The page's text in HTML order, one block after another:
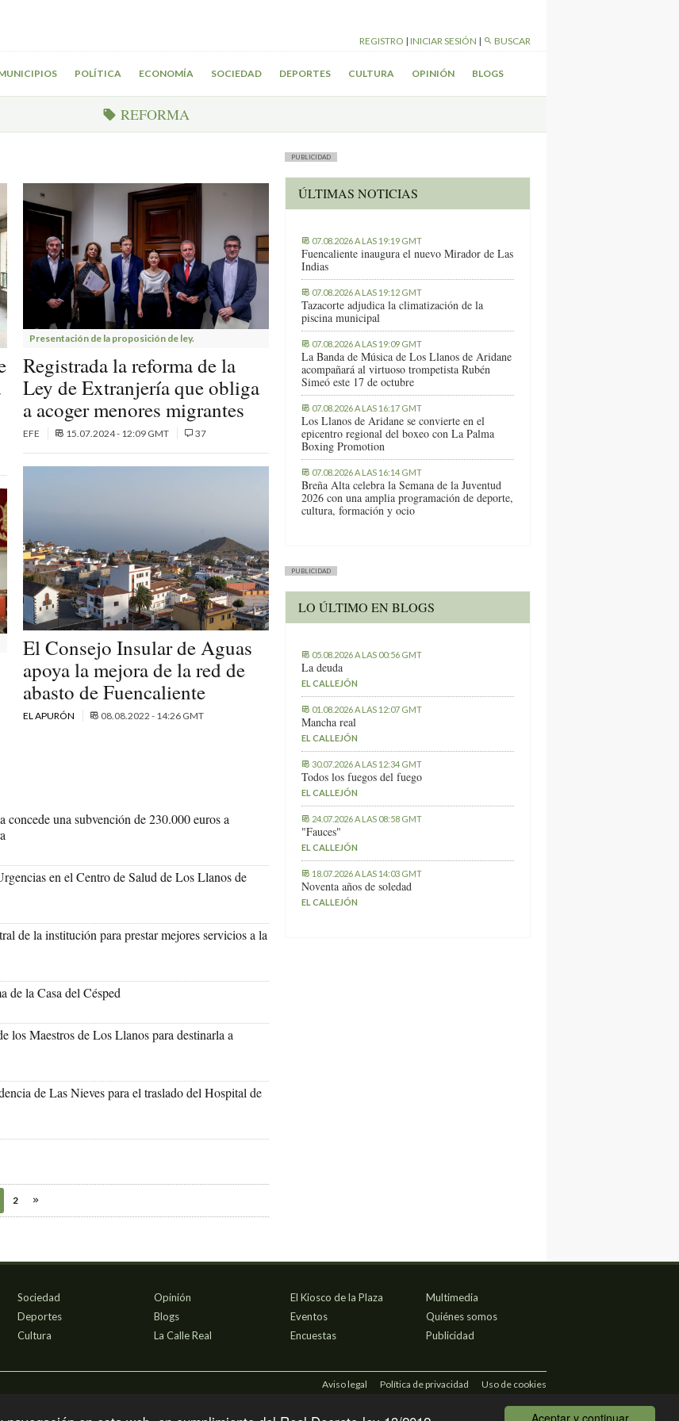
Aceptar y continuar
REGISTRO | INICIAR SESIÓN | BUSCAR
POLÍTICA ECONOMÍA SOCIEDAD DEPORTES CULTURA OPINIÓN BLOGS
REFORMA
Presentación de la proposición de ley.
Registrada la reforma de la
Ley de Extranjería que obliga
a acoger menores migrantes
EFE 15.07.2024 - 12:09 GMT 37
El Consejo Insular de Aguas
apoya la mejora de la red de
abasto de Fuencaliente
EL APURÓN 08.08.2022 - 14:26 GMT
una subvención de 230.000 euros a
en el Centro de Salud de Los Llanos de
de la institución para prestar mejores servicios a la
de la Casa del Césped
los Maestros de Los Llanos para destinarla a
de Las Nieves para el traslado del Hospital de
2
PUBLICIDAD
ÚLTIMAS NOTICIAS
07.08.2026 A LAS 19:19 GMT
Fuencaliente inaugura el nuevo Mirador de Las
Indias
07.08.2026 A LAS 19:12 GMT
Tazacorte adjudica la climatización de la
piscina municipal
07.08.2026 A LAS 19:09 GMT
La Banda de Música de Los Llanos de Aridane
acompañará al virtuoso trompetista Rubén
Simeó este 17 de octubre
07.08.2026 A LAS 16:17 GMT
Los Llanos de Aridane se convierte en el
epicentro regional del boxeo con La Palma
Boxing Promotion
07.08.2026 A LAS 16:14 GMT
Breña Alta celebra la Semana de la Juventud
2026 con una amplia programación de deporte,
cultura, formación y ocio
PUBLICIDAD
LO ÚLTIMO EN BLOGS
05.08.2026 A LAS 00:56 GMT
La deuda
EL CALLEJÓN
01.08.2026 A LAS 12:07 GMT
Mancha real
EL CALLEJÓN
30.07.2026 A LAS 12:34 GMT
Todos los fuegos del fuego
EL CALLEJÓN
24.07.2026 A LAS 08:58 GMT
"Fauces"
EL CALLEJÓN
18.07.2026 A LAS 14:03 GMT
Noventa años de soledad
EL CALLEJÓN
Sociedad
Deportes
Cultura
Opinión
Blogs
La Calle Real
El Kiosco de la Plaza
Eventos
Encuestas
Multimedia
Quiénes somos
Publicidad
Aviso legal Política de privacidad Uso de cookies